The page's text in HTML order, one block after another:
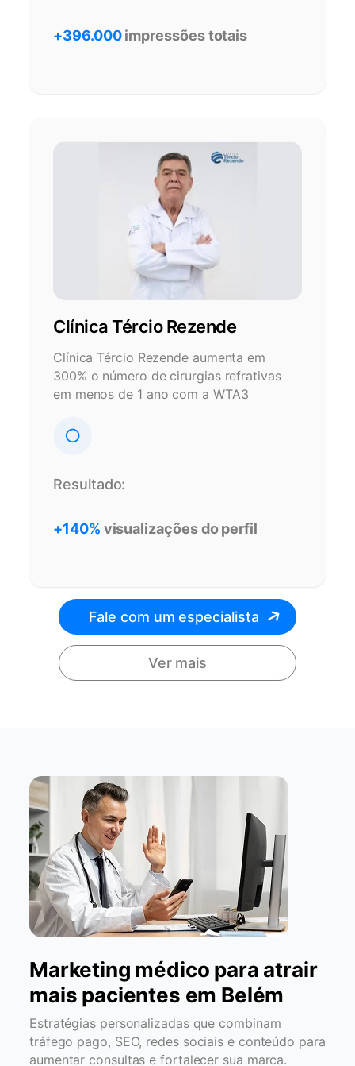
+396.000impressões totais
Clínica Tércio Rezende
Clínica Tércio Rezende aumenta em
300% o número de cirurgias refrativas
em menos de 1 ano com a WTA3
Resultado:
+140% visualizações do perfil
Fale com um especialista
Ver mais
Marketing médico para atrair
mais pacientes em Belém
Estratégias personalizadas que combinam
tráfego pago, SEO, redes sociais e conteúdo para
aumentar consultas e fortalecer sua marca.